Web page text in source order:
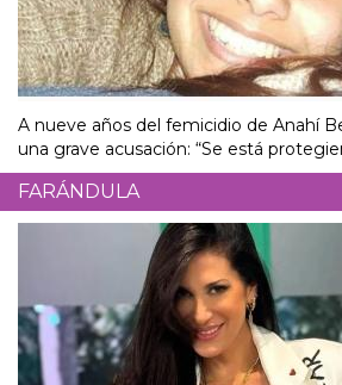
A nueve años del femicidio de Anahí
una grave acusación: “Se está
FARÁNDULA